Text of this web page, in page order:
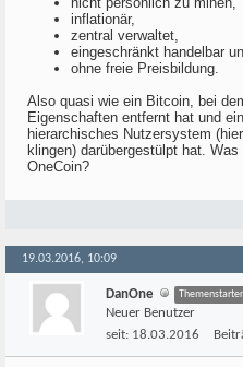
inflationär,
zentral verwaltet,
eingeschränkt handelbar
ohne freie Preisbildung.
Also quasi wie ein Bitcoin, bei
Eigenschaften entfernt hat und
hierarchisches Nutzersystem
klingen) darübergestülpt hat.
OneCoin?
19.03.2016, 10:09
DanOne Themenstarter
Neuer Benutzer
seit: 18.03.2016